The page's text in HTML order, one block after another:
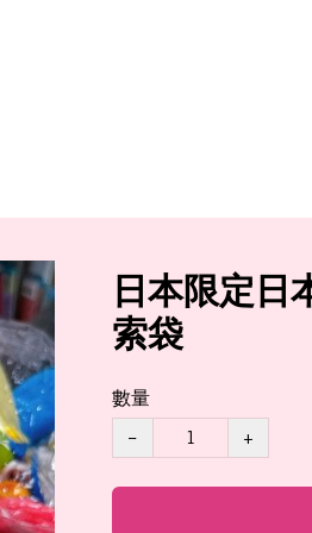
日本限定日
索袋
數量
−
+